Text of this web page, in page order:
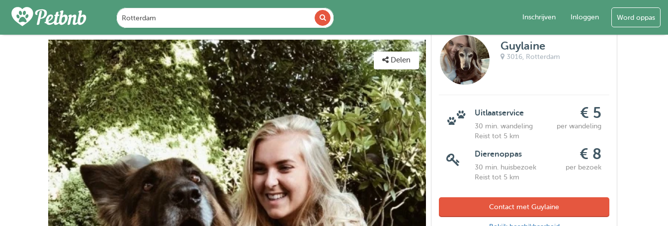
Inschrijven Inloggen Word oppas
FOTO'S DETAILS BESCHIKBAARHEID KAART
Delen
Guylaine
3016, Rotterdam
Uitlaatservice € 5
30 min. wandeling
per wandeling
Reist tot 5 km
Dierenoppas € 8
30 min. huisbezoek
per bezoek
Reist tot 5 km
Contact met Guylaine